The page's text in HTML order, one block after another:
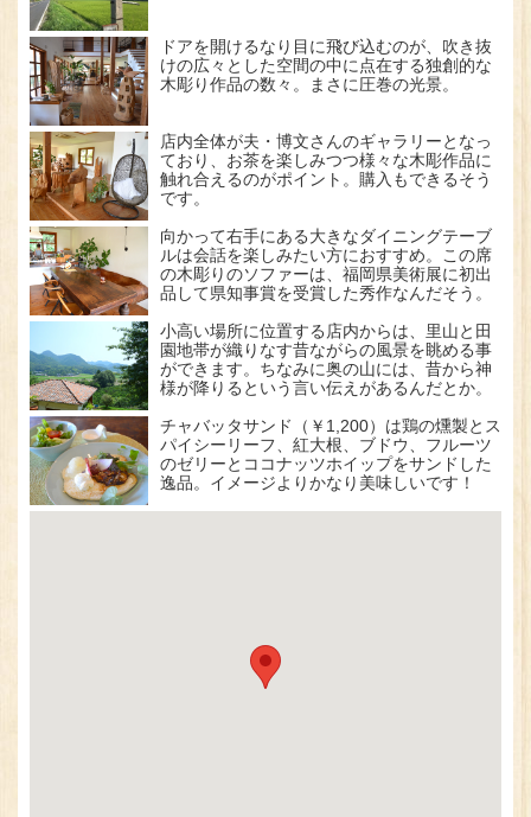
ドアを開けるなり目に飛び込むのが、吹き抜
けの広々とした空間の中に点在する独創的な
木彫り作品の数々。まさに圧巻の光景。
店内全体が夫・博文さんのギャラリーとなっ
ており、お茶を楽しみつつ様々な木彫作品に
触れ合えるのがポイント。購入もできるそう
です。
向かって右手にある大きなダイニングテーブ
ルは会話を楽しみたい方におすすめ。この席
の木彫りのソファーは、福岡県美術展に初出
品して県知事賞を受賞した秀作なんだそう。
小高い場所に位置する店内からは、里山と田
園地帯が織りなす昔ながらの風景を眺める事
ができます。ちなみに奥の山には、昔から神
様が降りるという言い伝えがあるんだとか。
チャバッタサンド（￥1,200）は鶏の燻製とス
パイシーリーフ、紅大根、ブドウ、フルーツ
のゼリーとココナッツホイップをサンドした
逸品。イメージよりかなり美味しいです！